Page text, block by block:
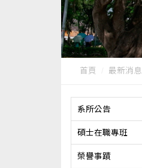
首頁 最新消息
系所公告
碩士在職專班
榮譽事蹟